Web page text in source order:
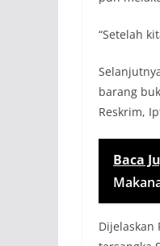
“Setelah
barang
Reskrim,
Baca
Dijelaskan